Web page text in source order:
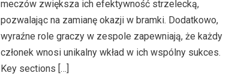
meczów zwiększa ich efektywność strzelecką,
pozwalając na zamianę okazji w bramki. Dodatkowo,
wyraźne role graczy w zespole zapewniają, że każdy
członek wnosi unikalny wkład w ich wspólny sukces.
Key sections […]